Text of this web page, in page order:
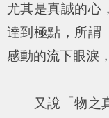
尤其是真誠的心
達到極點，所謂
感動的流下眼淚
又說「 物之